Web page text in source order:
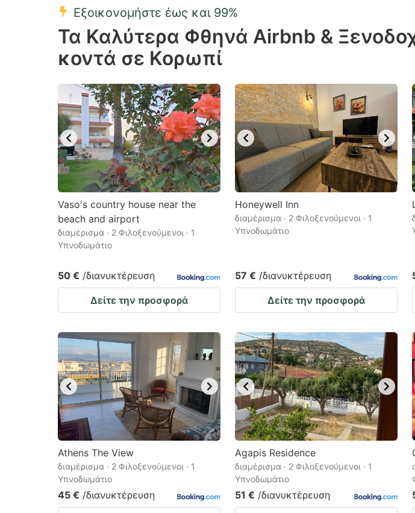
Press
the
question
key
to
get
the
keyboard
shortcuts
changing
dates.
the
key
to
get
the
keyboard
shortcuts
changing
dates.
Εξοικονομήστε έως και 99%
Τα Καλύτερα Φθηνά Airbnb &
κοντά σε Κορωπί
Vaso's country house near the
beach and airport
διαμέρισμα · 2 Φιλοξενούμενοι · 1
Υπνοδωμάτιο
50 € /διανυκτέρευση
Δείτε την προσφορά
Honeywell Inn
διαμέρισμα · 2 Φιλοξενούμενοι · 1
Υπνοδωμάτιο
57 € /διανυκτέρευση
Δείτε την προσφορά
Athens The View
διαμέρισμα · 2 Φιλοξενούμενοι · 1
Υπνοδωμάτιο
45 € /διανυκτέρευση
Agapis Residence
διαμέρισμα · 2 Φιλοξενούμενοι · 1
Υπνοδωμάτιο
51 € /διανυκτέρευση